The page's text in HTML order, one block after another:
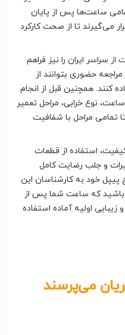
ساعت‌ها پس از پایان
می‌گیرند تا از صحت کارکرد
سراسر ایران را نیز فراهم
حضوری بتوانند از
همچنین قبل از انجام
نوع خرابی، مراحل تعمیر
تمامی مراحل با شفافیت
استفاده از قطعات
و جلب رضایت کامل
خود به کارشناسان این
باشید که ساعت شما پس از
اولیه آماده استفاده
می‌پرسند